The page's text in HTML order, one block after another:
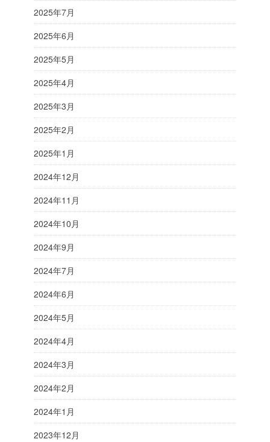
2025年7月
2025年6月
2025年5月
2025年4月
2025年3月
2025年2月
2025年1月
2024年12月
2024年11月
2024年10月
2024年9月
2024年7月
2024年6月
2024年5月
2024年4月
2024年3月
2024年2月
2024年1月
2023年12月